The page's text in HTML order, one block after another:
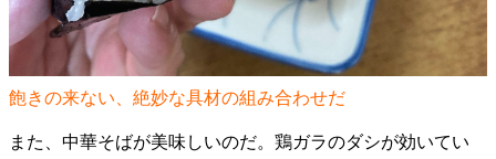
飽きの来ない、絶妙な具材の組み合わせだ
また、中華そばが美味しいのだ。鶏ガラのダシが効いてい